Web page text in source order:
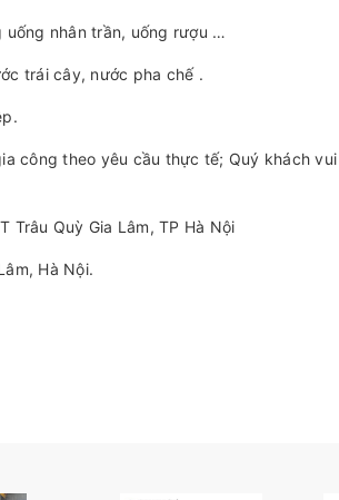
nhân trần, uống rượu …
trái cây, nước pha chế .
công theo yêu cầu thực tế; Quý khách
Trâu Quỳ Gia Lâm, TP Hà Nội
Hà Nội.